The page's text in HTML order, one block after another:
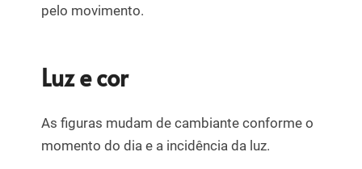
pelo movimento.
Luz e cor
As figuras mudam de cambiante conforme o
momento do dia e a incidência da luz.